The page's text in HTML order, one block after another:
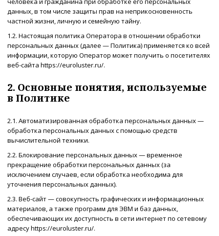
данных, в том числе защиты прав на неприкосновенность
частной жизни, личную и семейную тайну.
1.2. Настоящая политика Оператора в отношении обработки
персональных данных (далее — Политика) применяется ко всей
информации, которую Оператор может получить о посетителях
веб-сайта https://euroluster.ru/.
2. Основные понятия, используемые
в Политике
2.1. Автоматизированная обработка персональных данных —
обработка персональных данных с помощью средств
вычислительной техники.
2.2. Блокирование персональных данных — временное
прекращение обработки персональных данных (за
исключением случаев, если обработка необходима для
уточнения персональных данных).
2.3. Веб-сайт — совокупность графических и информационных
материалов, а также программ для ЭВМ и баз данных,
обеспечивающих их доступность в сети интернет по сетевому
адресу https://euroluster.ru/.